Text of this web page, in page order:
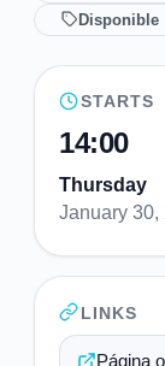
Disponible
STARTS
14:00
Thursday
January 30,
LINKS
Página